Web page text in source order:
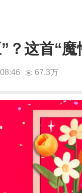
？这首“
67.3万